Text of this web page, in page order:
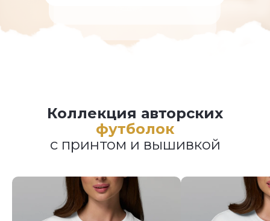
Коллекция авторских
футболок
с принтом и вышивкой